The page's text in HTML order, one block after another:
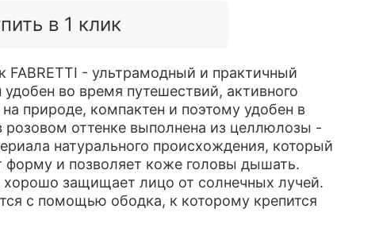
в 1 клик
FABRETTI - ультрамодный и практичный
во время путешествий, активного
природе, компактен и поэтому удобен в
розовом оттенке выполнена из целлюлозы -
натурального происхождения, который
форму и позволяет коже головы дышать.
защищает лицо от солнечных лучей.
с помощью ободка, к которому крепится